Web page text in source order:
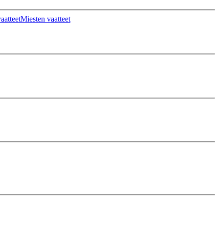
Miesten vaatteet